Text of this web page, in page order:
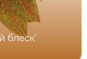
блеск’